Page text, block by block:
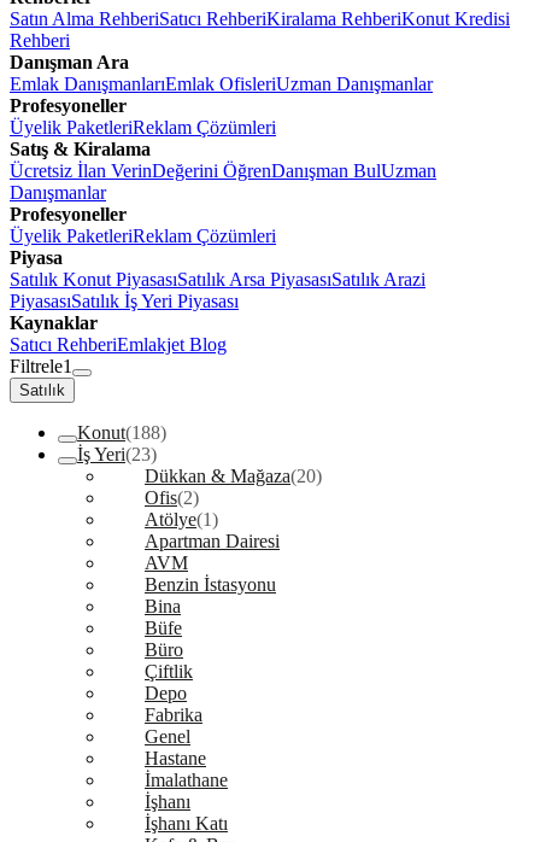
Satın Alma RehberiSatıcı RehberiKiralama RehberiKonut Kredisi
Rehberi
Danışman Ara
Emlak DanışmanlarıEmlak OfisleriUzman Danışmanlar
Profesyoneller
Üyelik PaketleriReklam Çözümleri
Satış & Kiralama
Ücretsiz İlan VerinDeğerini ÖğrenDanışman BulUzman
Danışmanlar
Profesyoneller
Üyelik PaketleriReklam Çözümleri
Piyasa
Satılık Konut PiyasasıSatılık Arsa PiyasasıSatılık Arazi
PiyasasıSatılık İş Yeri Piyasası
Kaynaklar
Satıcı RehberiEmlakjet Blog
Filtrele1
Satılık
Konut(188)
İş Yeri(23)
Dükkan & Mağaza(20)
Ofis(2)
Atölye(1)
Apartman Dairesi
AVM
Benzin İstasyonu
Bina
Büfe
Büro
Çiftlik
Depo
Fabrika
Genel
Hastane
İmalathane
İşhanı
İşhanı Katı